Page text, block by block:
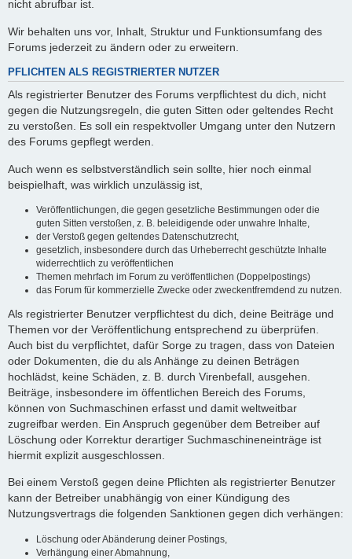
nicht abrufbar ist.
Wir behalten uns vor, Inhalt, Struktur und Funktionsumfang des
Forums jederzeit zu ändern oder zu erweitern.
PFLICHTEN ALS REGISTRIERTER NUTZER
Als registrierter Benutzer des Forums verpflichtest du dich, nicht
gegen die Nutzungsregeln, die guten Sitten oder geltendes Recht
zu verstoßen. Es soll ein respektvoller Umgang unter den Nutzern
des Forums gepflegt werden.
Auch wenn es selbstverständlich sein sollte, hier noch einmal
beispielhaft, was wirklich unzulässig ist,
Veröffentlichungen, die gegen gesetzliche Bestimmungen oder die
guten Sitten verstoßen, z. B. beleidigende oder unwahre Inhalte,
der Verstoß gegen geltendes Datenschutzrecht,
gesetzlich, insbesondere durch das Urheberrecht geschützte Inhalte
widerrechtlich zu veröffentlichen
Themen mehrfach im Forum zu veröffentlichen (Doppelpostings)
das Forum für kommerzielle Zwecke oder zweckentfremdend zu nutzen.
Als registrierter Benutzer verpflichtest du dich, deine Beiträge und
Themen vor der Veröffentlichung entsprechend zu überprüfen.
Auch bist du verpflichtet, dafür Sorge zu tragen, dass von Dateien
oder Dokumenten, die du als Anhänge zu deinen Beträgen
hochlädst, keine Schäden, z. B. durch Virenbefall, ausgehen.
Beiträge, insbesondere im öffentlichen Bereich des Forums,
können von Suchmaschinen erfasst und damit weltweitbar
zugreifbar werden. Ein Anspruch gegenüber dem Betreiber auf
Löschung oder Korrektur derartiger Suchmaschineneinträge ist
hiermit explizit ausgeschlossen.
Bei einem Verstoß gegen deine Pflichten als registrierter Benutzer
kann der Betreiber unabhängig von einer Kündigung des
Nutzungsvertrags die folgenden Sanktionen gegen dich verhängen:
Löschung oder Abänderung deiner Postings,
Verhängung einer Abmahnung,